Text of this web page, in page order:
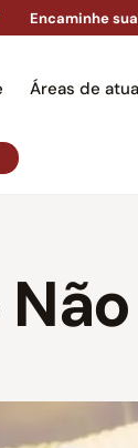
Encaminhe
Áreas de